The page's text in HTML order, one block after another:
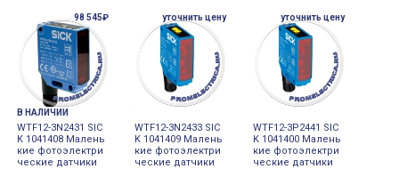
98 545₽
В НАЛИЧИИ
WTF12-3N2431 SIC
K 1041408 Малень
кие фотоэлектри
ческие датчики
уточнить цену
WTF12-3N2433 SIC
K 1041409 Малень
кие фотоэлектри
ческие датчики
уточнить цену
WTF12-3P2441 SIC
K 1041400 Малень
кие фотоэлектри
ческие датчики